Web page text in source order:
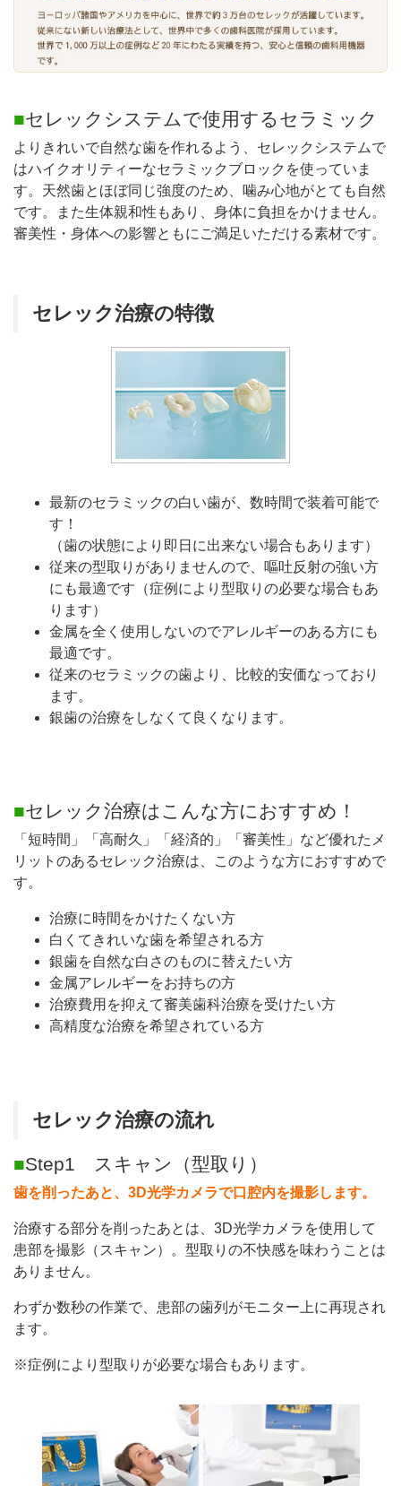
■セレックシステムで使用するセラミック
よりきれいで自然な歯を作れるよう、セレックシステムで
はハイクオリティーなセラミックブロックを使っていま
す。天然歯とほぼ同じ強度のため、噛み心地がとても自然
です。また生体親和性もあり、身体に負担をかけません。
審美性・身体への影響ともにご満足いただける素材です。
セレック治療の特徴
最新のセラミックの白い歯が、数時間で装着可能で
す！
（歯の状態により即日に出来ない場合もあります）
従来の型取りがありませんので、嘔吐反射の強い方
にも最適です（症例により型取りの必要な場合もあ
ります）
金属を全く使用しないのでアレルギーのある方にも
最適です。
従来のセラミックの歯より、比較的安価なっており
ます。
銀歯の治療をしなくて良くなります。
■セレック治療はこんな方におすすめ！
「短時間」「高耐久」「経済的」「審美性」など優れたメ
リットのあるセレック治療は、このような方におすすめで
す。
治療に時間をかけたくない方
白くてきれいな歯を希望される方
銀歯を自然な白さのものに替えたい方
金属アレルギーをお持ちの方
治療費用を抑えて審美歯科治療を受けたい方
高精度な治療を希望されている方
セレック治療の流れ
■Step1 スキャン（型取り）
歯を削ったあと、3D光学カメラで口腔内を撮影します。
治療する部分を削ったあとは、3D光学カメラを使用して
患部を撮影（スキャン）。型取りの不快感を味わうことは
ありません。
わずか数秒の作業で、患部の歯列がモニター上に再現され
ます。
※症例により型取りが必要な場合もあります。